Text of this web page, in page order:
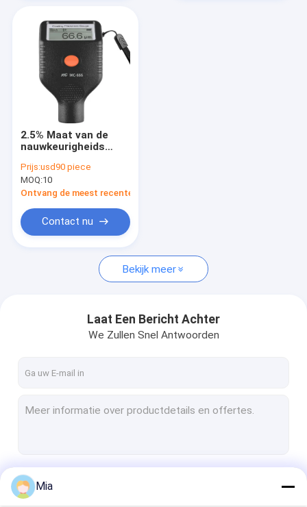
Solenoïdeklep
Controlekleppen
De hoge Meter van de Nauwkeurigheidsstroom
De Verzamelleiding van de drukzender
Ultrasone Niveaumeter
2.5% Maat van de
nauwkeurigheids
de Diktemaat van de
Autoverf
Prijs:usd90 piece
MOQ:10
Ontvang de meest recente Prijs
Contact nu
Bekijk meer
Laat Een Bericht Achter
We Zullen Snel Antwoorden
Mia